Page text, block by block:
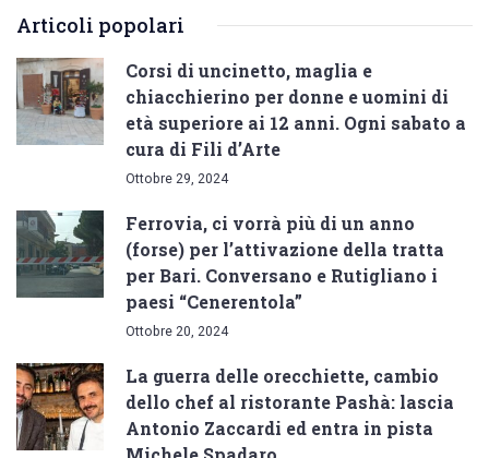
Articoli popolari
Corsi di uncinetto, maglia e
chiacchierino per donne e uomini di
età superiore ai 12 anni. Ogni sabato a
cura di Fili d’Arte
Ottobre 29, 2024
Ferrovia, ci vorrà più di un anno
(forse) per l’attivazione della tratta
per Bari. Conversano e Rutigliano i
paesi “Cenerentola”
Ottobre 20, 2024
La guerra delle orecchiette, cambio
dello chef al ristorante Pashà: lascia
Antonio Zaccardi ed entra in pista